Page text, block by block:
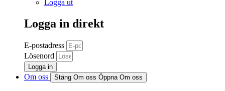
Logga ut
Logga in direkt
E-postadress
Lösenord
Logga in
Om oss Stäng Om oss Öppna Om oss